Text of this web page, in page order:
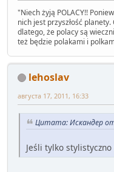
" Niech żyją POLACY!!
nich jest przyszłość
dlatego, że polacy są
też będzie polakami i
lehoslav
августа 17, 2011, 16:33
Цитата: Искандер
Jeśli tylko stylistyczno